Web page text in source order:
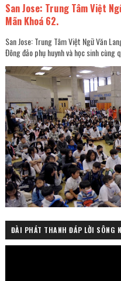
San Jose: Trung Tâm Việt
Mãn Khoá 62.
San Jose: Trung Tâm Việt Ngữ Văn
Đông đảo phụ huynh và học sinh cùng
ĐÀI PHÁT THANH ĐÁP LỜI SÔNG